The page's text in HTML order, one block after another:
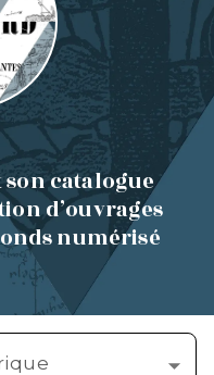
catalogue
d’ouvrages
numérisé